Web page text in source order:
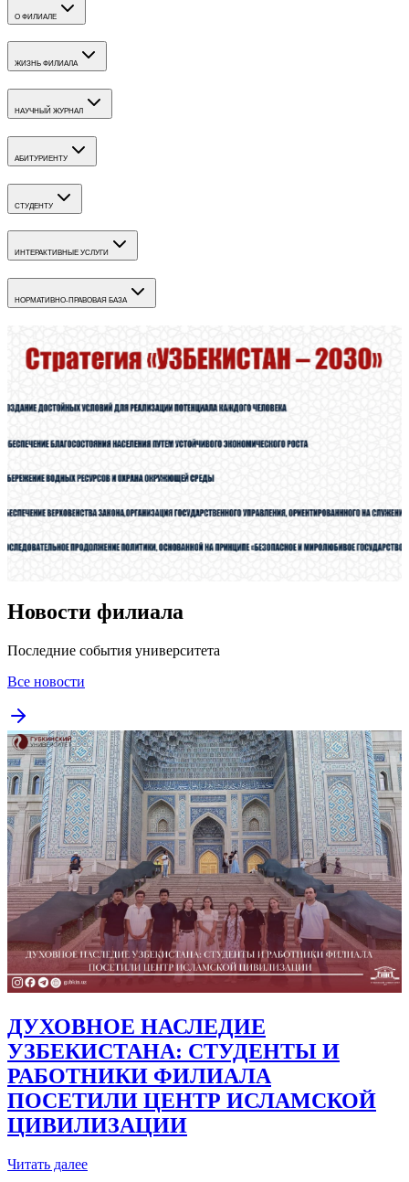
О ФИЛИАЛЕ
ЖИЗНЬ ФИЛИАЛА
НАУЧНЫЙ ЖУРНАЛ
АБИТУРИЕНТУ
СТУДЕНТУ
ИНТЕРАКТИВНЫЕ УСЛУГИ
НОРМАТИВНО-ПРАВОВАЯ БАЗА
Новости филиала
Последние события университета
Все новости
ДУХОВНОЕ НАСЛЕДИЕ
УЗБЕКИСТАНА: СТУДЕНТЫ И
РАБОТНИКИ ФИЛИАЛА
ПОСЕТИЛИ ЦЕНТР ИСЛАМСКОЙ
ЦИВИЛИЗАЦИИ
Читать далее